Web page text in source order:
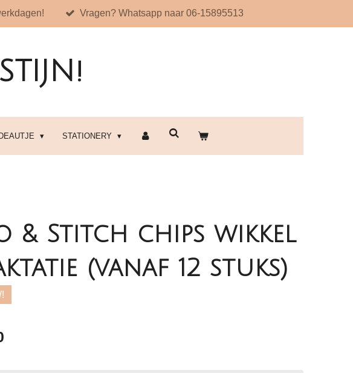
Vragen? Whatsapp naar 06-15895513
STATIONERY
& Stitch chips wikkel
(vanaf 12 stuks)